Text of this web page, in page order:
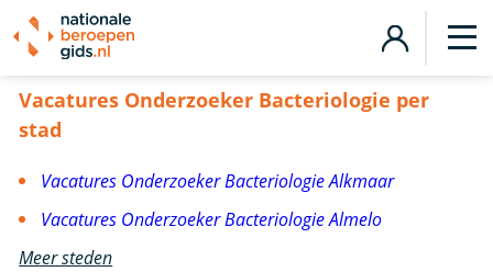
Vacatures Onderzoeker Bacteriologie
Vacatures Onderzoeker Bacteriologie per
stad
Vacatures Onderzoeker Bacteriologie Alkmaar
Vacatures Onderzoeker Bacteriologie Almelo
Meer steden